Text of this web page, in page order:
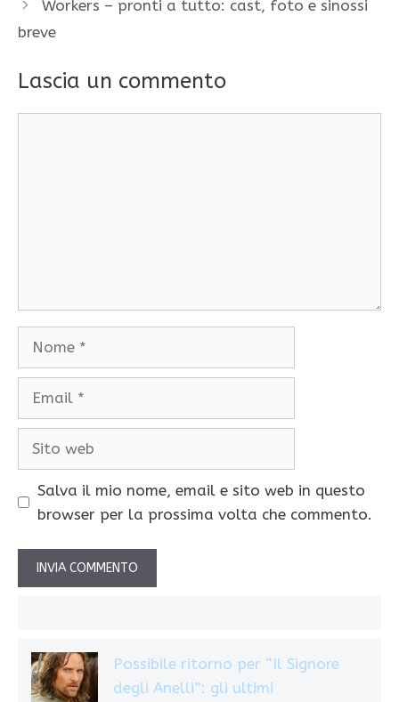
Workers – pronti a tutto: cast, foto e sinossi
breve
Lascia un commento
Salva il mio nome, email e sito web in questo
browser per la prossima volta che commento.
Possibile ritorno per “Il Signore
degli Anelli”: gli ultimi